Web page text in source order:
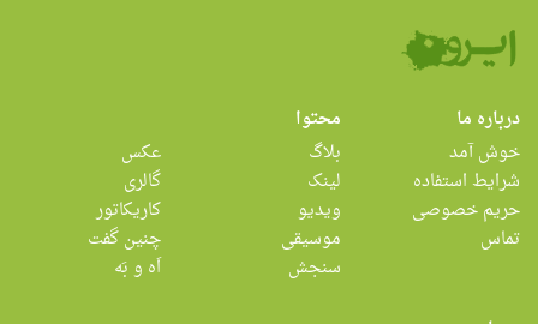
درباره ما
خوش آمد
شرایط استفاده
حریم خصوصی
تماس
محتوا
بلاگ
لینک
ویدیو
موسیقی
سنجش
عکس
گالری
کاریکاتور
چنین گفت
اَه و بَه